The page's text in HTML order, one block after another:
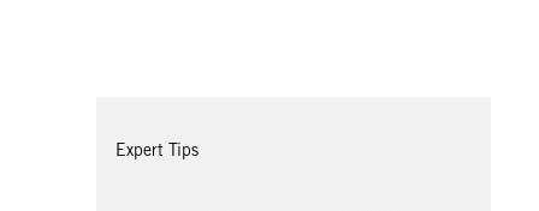
Expert Tips